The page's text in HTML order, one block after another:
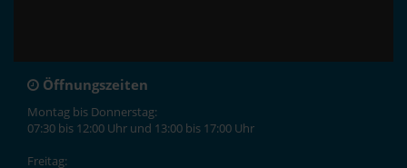
Öffnungszeiten
Montag bis Donnerstag:
07:30 bis 12:00 Uhr und 13:00 bis 17:00 Uhr
Freitag: